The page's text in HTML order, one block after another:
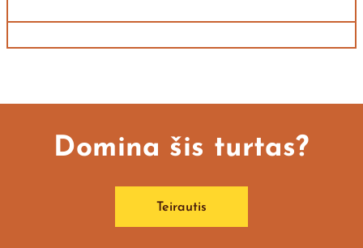
Domina šis turtas?
Teirautis